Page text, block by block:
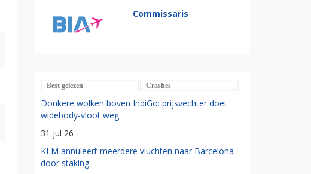
Commissaris
Best gelezen Crashes
Donkere wolken boven IndiGo: prijsvechter doet
widebody-vloot weg
31 jul 26
KLM annuleert meerdere vluchten naar Barcelona
door staking